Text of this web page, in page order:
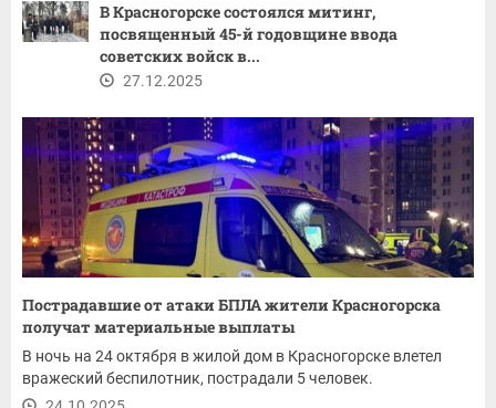
В Красногорске состоялся митинг,
посвященный 45-й годовщине ввода
советских войск в...
27.12.2025
Пострадавшие от атаки БПЛА жители Красногорска
получат материальные выплаты
В ночь на 24 октября в жилой дом в Красногорске влетел
вражеский беспилотник, пострадали 5 человек.